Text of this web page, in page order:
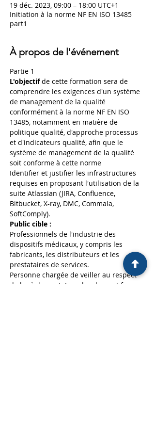
19 déc. 2023, 09:00 – 18:00 UTC+1
Initiation à la norme NF EN ISO 13485
part1
À propos de l'événement
Partie 1
L'objectif de cette formation sera de
comprendre les exigences d'un système
de management de la qualité
conformément à la norme NF EN ISO
13485, notamment en matière de
politique qualité, d'approche processus
et d'indicateurs qualité, afin que le
système de management de la qualité
soit conforme à cette norme
Identifier et justifier les infrastructures
requises en proposant l'utilisation de la
suite Atlassian (JIRA, Confluence,
Bitbucket, X-ray, DMC, Commala,
SoftComply).
Public cible :
Professionnels de l'industrie des
dispositifs médicaux, y compris les
fabricants, les distributeurs et les
prestataires de services.
Personne chargée de veiller au respect
de la règlementation des dispositifs